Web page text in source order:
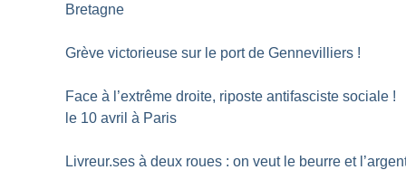
Bretagne
Grève victorieuse sur le port de Gennevilliers !
Face à l’extrême droite, riposte antifasciste sociale !
le 10 avril à Paris
Livreur.ses à deux roues : on veut le beurre et